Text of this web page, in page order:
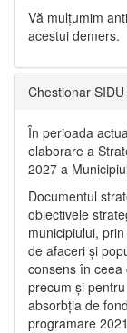
Vă mulţumim
acestui demers.
Chestionar
În perioada
elaborare a
2027 a
Documentul
obiectivele
municipiului,
de afaceri și
consens în ceea
precum și
absorbția de
programare